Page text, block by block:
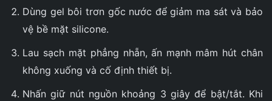
Dùng gel bôi trơn gốc nước để giảm ma sát và bảo
vệ bề mặt silicone.
Lau sạch mặt phẳng nhẵn, ấn mạnh mâm hút chân
không xuống và cố định thiết bị.
Nhấn giữ nút nguồn khoảng 3 giây để bật/tắt. Khi